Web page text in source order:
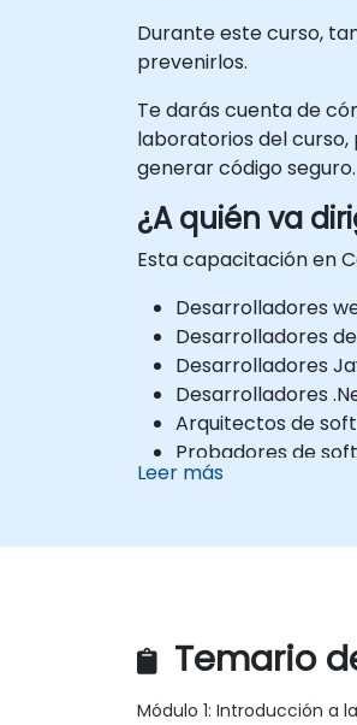
Durante este curso,
prevenirlos.
Te darás cuenta de
laboratorios del
generar código seguro.
¿A quién va
Esta capacitación en
Desarrolladores
Desarrolladores
Desarrolladores
Desarrolladores
Arquitectos de
Probadores de
Profesionales de la
Leer más
Temario
Módulo 1: Introducción a